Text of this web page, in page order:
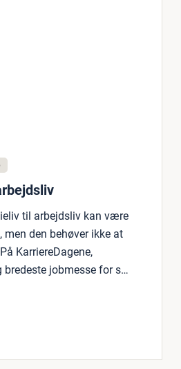
til arbejdsliv kan være
men den behøver ikke at
KarriereDagene,
bredeste jobmesse for s…